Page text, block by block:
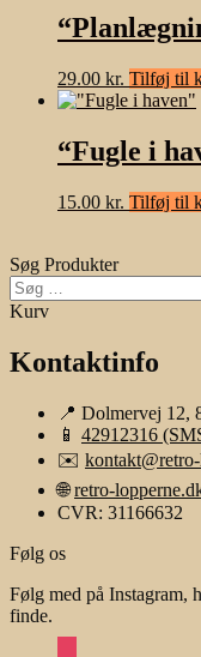
29.00 kr. Tilføj til
“Fugle i
15.00 kr. Tilføj til
Søg Produkter
Søg
efter:
Kurv
Kontaktinfo
📍 Dolmervej 12,
📱 42912316
✉️
🌐retro-
CVR: 31166632
Følg os
Følg med på Instagram,
finde.